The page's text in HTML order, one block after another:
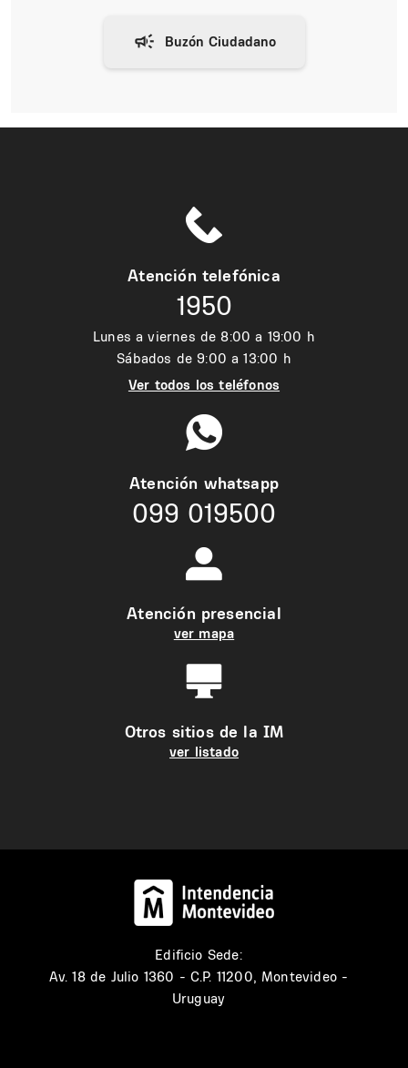
Atención telefónica
1950
Lunes a viernes de 8:00 a 19:00 h
Sábados de 9:00 a 13:00 h
Ver todos los teléfonos
Atención whatsapp
099 019500
Atención presencial
ver mapa
Otros sitios de la IM
ver listado
Edificio Sede:
Av. 18 de Julio 1360 - C.P. 11200, Montevideo -
Uruguay